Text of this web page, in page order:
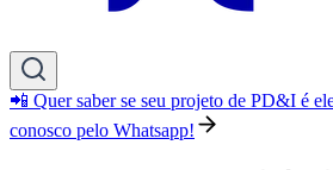
📲 Quer saber se seu projeto de PD&I é
conosco pelo Whatsapp!